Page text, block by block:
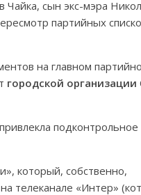
Чайка, сын экс-мэра
партийных
на главном
городской организации
который, собственно,
телеканале «Интер»